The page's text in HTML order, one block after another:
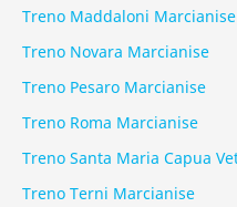
Treno Maddaloni Marcianise
Treno Novara Marcianise
Treno Pesaro Marcianise
Treno Roma Marcianise
Treno Santa Maria Capua
Treno Terni Marcianise